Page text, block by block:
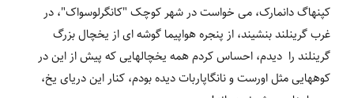
کپنهاگ دانمارک، می خواست در شهر کوچک "کانگرلوسواک"، در
غرب گرینلند بنشیند، از پنجره هواپیما گوشه ای از یخچال بزرگ
گرینلند را دیدم، احساس کردم همه یخچالهایی که پیش از این در
کوههایی مثل اورست و نانگاپاربات دیده بودم، کنار این دریای یخ،